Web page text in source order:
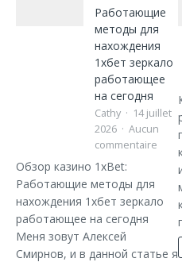
Работающие
методы для
нахождения
1хбет зеркало
работающее
на сегодня
Cathy
14 juillet
2026
Aucun
commentaire
Обзор казино 1xBet:
Работающие методы для
нахождения 1хбет зеркало
работающее на сегодня
Меня зовут Алексей
Смирнов, и в данной статье я